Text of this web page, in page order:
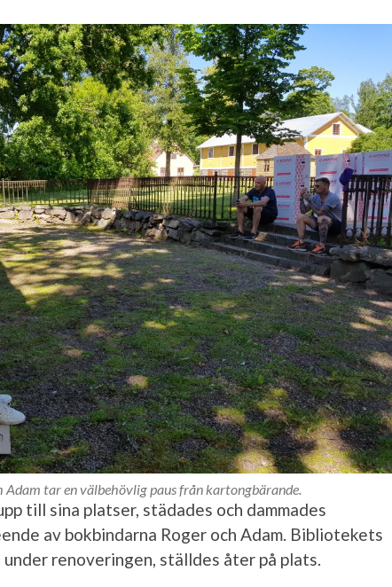
Adam tar en välbehövlig paus från kartongbärande.
till sina platser, städades och dammades
av bokbindarna Roger och Adam. Bibliotekets
renoveringen, ställdes åter på plats.